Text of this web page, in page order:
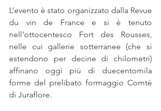
L’evento è stato organizzato dalla Revue
du vin de France e si è tenuto
nell'ottocentesco Fort des Rousses,
nelle cui gallerie sotterranee (che si
estendono per decine di chilometri)
affinano oggi più di duecentomila
forme del prelibato formaggio Comté
di Juraflore.